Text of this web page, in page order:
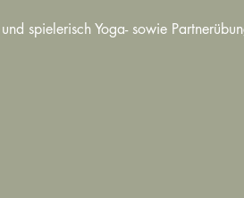
spielerisch Yoga- sowie